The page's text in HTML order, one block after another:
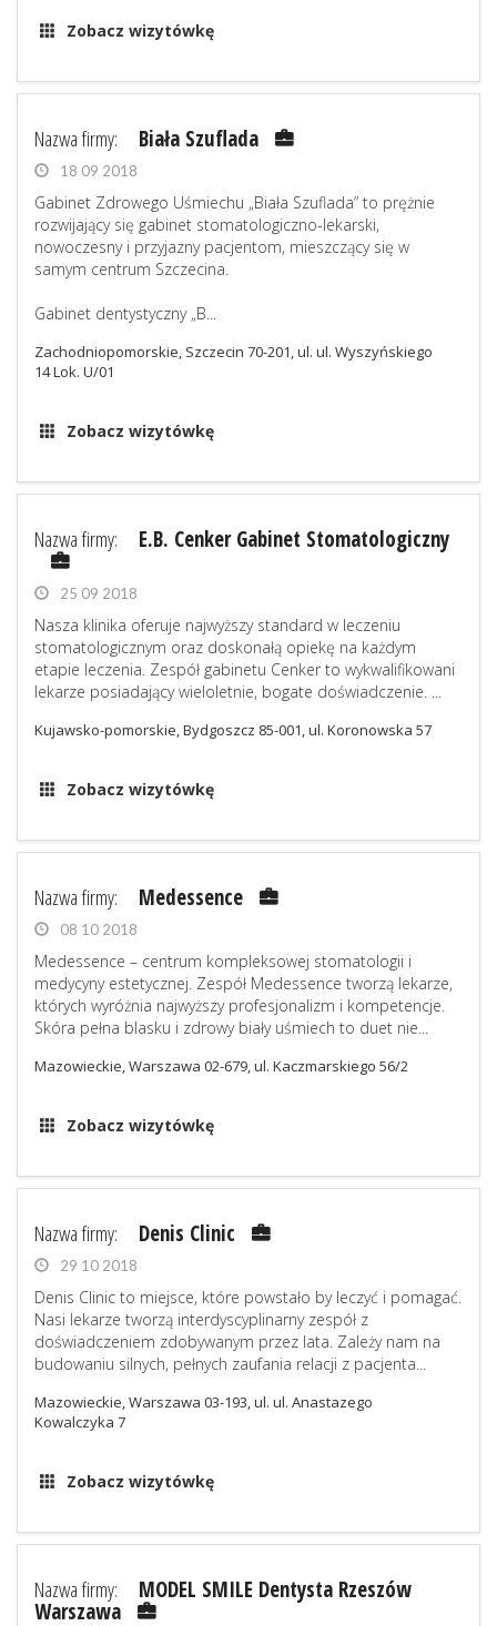
Zobacz wizytówkę
Nazwa firmy: Biała Szuflada
18 09 2018
Gabinet Zdrowego Uśmiechu „Biała Szuflada” to prężnie
rozwijający się gabinet stomatologiczno-lekarski,
nowoczesny i przyjazny pacjentom, mieszczący się w
samym centrum Szczecina.
Gabinet dentystyczny „B...
Zachodniopomorskie, Szczecin 70-201, ul. ul. Wyszyńskiego
14 Lok. U/01
Zobacz wizytówkę
Nazwa firmy: E.B. Cenker Gabinet Stomatologiczny
25 09 2018
Nasza klinika oferuje najwyższy standard w leczeniu
stomatologicznym oraz doskonałą opiekę na każdym
etapie leczenia. Zespół gabinetu Cenker to wykwalifikowani
lekarze posiadający wieloletnie, bogate doświadczenie. ...
Kujawsko-pomorskie, Bydgoszcz 85-001, ul. Koronowska 57
Zobacz wizytówkę
Nazwa firmy: Medessence
08 10 2018
Medessence – centrum kompleksowej stomatologii i
medycyny estetycznej. Zespół Medessence tworzą lekarze,
których wyróżnia najwyższy profesjonalizm i kompetencje.
Skóra pełna blasku i zdrowy biały uśmiech to duet nie...
Mazowieckie, Warszawa 02-679, ul. Kaczmarskiego 56/2
Zobacz wizytówkę
Nazwa firmy: Denis Clinic
29 10 2018
Denis Clinic to miejsce, które powstało by leczyć i pomagać.
Nasi lekarze tworzą interdyscyplinarny zespół z
doświadczeniem zdobywanym przez lata. Zależy nam na
budowaniu silnych, pełnych zaufania relacji z pacjenta...
Mazowieckie, Warszawa 03-193, ul. ul. Anastazego
Kowalczyka 7
Zobacz wizytówkę
Nazwa firmy: MODEL SMILE Dentysta Rzeszów
Warszawa